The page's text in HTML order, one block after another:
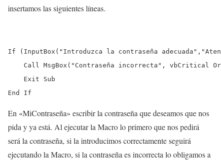
insertamos las siguientes líneas.
If (InputBox("Introduzca la contraseña
Call MsgBox("Contraseña incorrecta", vbCritical
    Exit Sub
End If
En «MiContraseña» escribir la contraseña que deseamos que nos
pida y ya está. Al ejecutar la Macro lo primero que nos pedirá
será la contraseña, si la introducimos correctamente seguirá
ejecutando la Macro, si la contraseña es incorrecta lo obligamos a